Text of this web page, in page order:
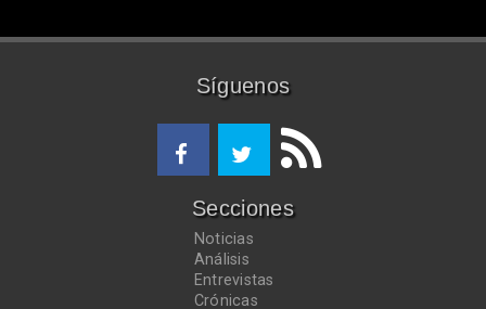
Síguenos
Secciones
Noticias
Análisis
Entrevistas
Crónicas